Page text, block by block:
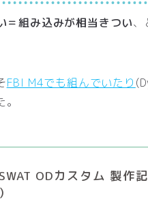
＝組み込みが相当きつい、
FBI M4でも組んでいたり
ODカスタム 製作